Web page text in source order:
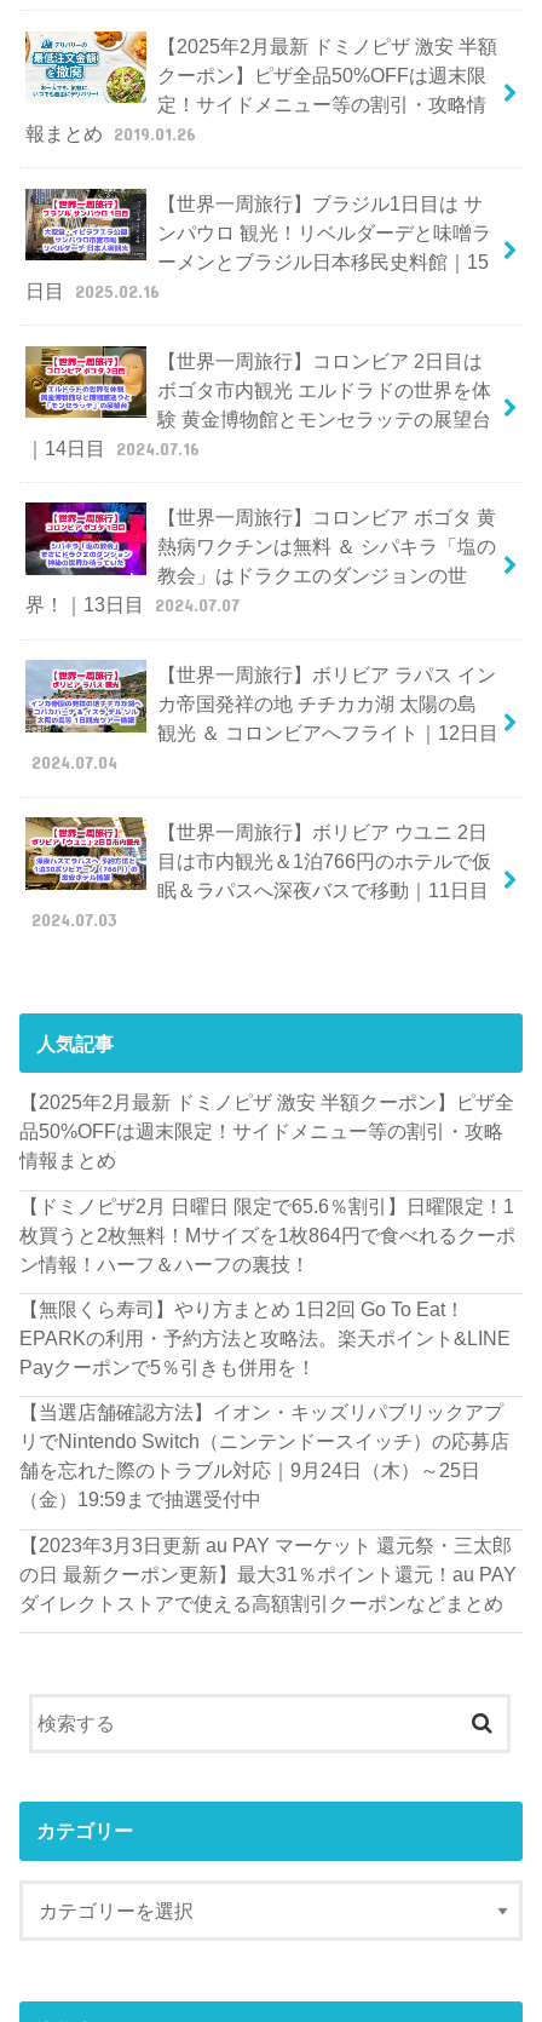
【2025年2月最新 ドミノピザ 激安 半額
クーポン】ピザ全品50%OFFは週末限
定！サイドメニュー等の割引・攻略情
報まとめ
2019.01.26
【世界一周旅行】ブラジル1日目は サ
ンパウロ 観光！リベルダーデと味噌ラ
ーメンとブラジル日本移民史料館｜15
日目
2025.02.16
【世界一周旅行】コロンビア 2日目は
ボゴタ市内観光 エルドラドの世界を体
験 黄金博物館とモンセラッテの展望台
｜14日目
2024.07.16
【世界一周旅行】コロンビア ボゴタ 黄
熱病ワクチンは無料 ＆ シパキラ「塩の
教会」はドラクエのダンジョンの世
界！｜13日目
2024.07.07
【世界一周旅行】ボリビア ラパス イン
カ帝国発祥の地 チチカカ湖 太陽の島
観光 ＆ コロンビアへフライト｜12日目
2024.07.04
【世界一周旅行】ボリビア ウユニ 2日
目は市内観光＆1泊766円のホテルで仮
眠＆ラパスへ深夜バスで移動｜11日目
2024.07.03
人気記事
【2025年2月最新 ドミノピザ 激安 半額クーポン】ピザ全
品50%OFFは週末限定！サイドメニュー等の割引・攻略
情報まとめ
【ドミノピザ2月 日曜日 限定で65.6％割引】日曜限定！1
枚買うと2枚無料！Mサイズを1枚864円で食べれるクーポ
ン情報！ハーフ＆ハーフの裏技！
【無限くら寿司】やり方まとめ 1日2回 Go To Eat！
EPARKの利用・予約方法と攻略法。楽天ポイント&LINE
Payクーポンで5％引きも併用を！
【当選店舗確認方法】イオン・キッズリパブリックアプ
リでNintendo Switch（ニンテンドースイッチ）の応募店
舗を忘れた際のトラブル対応｜9月24日（木）～25日
（金）19:59まで抽選受付中
【2023年3月3日更新 au PAY マーケット 還元祭・三太郎
の日 最新クーポン更新】最大31％ポイント還元！au PAY
ダイレクトストアで使える高額割引クーポンなどまとめ
カテゴリー